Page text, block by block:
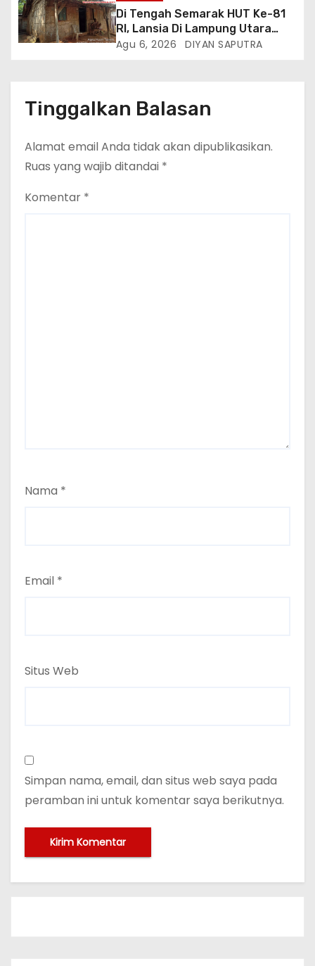
Di Tengah Semarak HUT Ke-81
RI, Lansia Di Lampung Utara
Hidup Memprihatinkan
Agu 6, 2026 DIYAN SAPUTRA
Tinggalkan Balasan
Alamat email Anda tidak akan dipublikasikan.
Ruas yang wajib ditandai *
Komentar *
Nama *
Email *
Situs Web
Simpan nama, email, dan situs web saya pada
peramban ini untuk komentar saya berikutnya.